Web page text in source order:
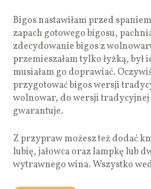
Bigos nastawiłam przed
zapach gotowego bigosu,
zdecydowanie bigos z
przemieszałam tylko łyżką, był
musiałam go doprawiać.
przygotować bigos wersji
wolnowar, do wersji
gwarantuje.
Z przypraw możesz też dodać
lubię, jałowca oraz lampkę lub
wytrawnego wina. Wszystko